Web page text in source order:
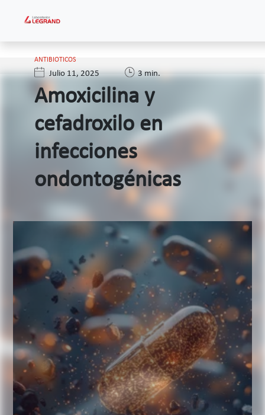
ANTIBIOTICOS
Julio 11, 2025 3 min.
Amoxicilina y
cefadroxilo en
infecciones
ondontogénicas